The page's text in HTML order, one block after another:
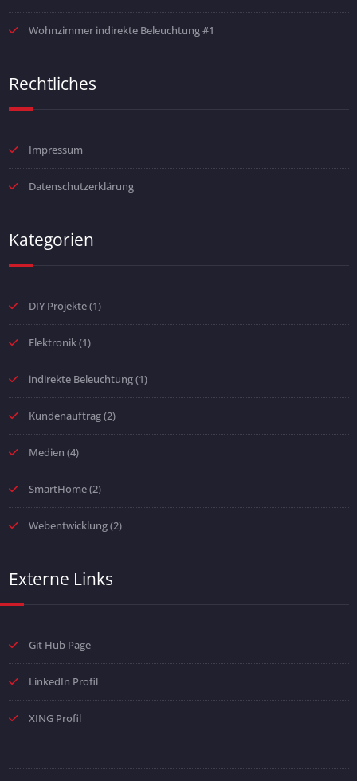
Wohnzimmer indirekte Beleuchtung #1
Rechtliches
Impressum
Datenschutzerklärung
Kategorien
DIY Projekte(1)
Elektronik(1)
indirekte Beleuchtung(1)
Kundenauftrag(2)
Medien (4)
SmartHome(2)
Webentwicklung(2)
Externe Links
Git Hub Page
LinkedIn Profil
XING Profil